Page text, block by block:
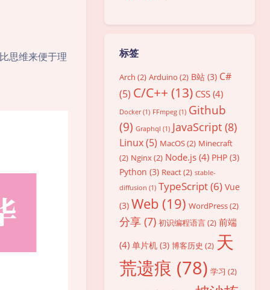
标签
Arch (2) Arduino (2) B站 (3) C#
(5) C/C++ (13) CSS (4)
Docker(1) FFmpeg (1) Github
(9) Graphql (1) JavaScript (8)
Linux(5) MacOS(2) Minecraft
(2) Nginx(2) Node.js (4) PHP (3)
Python (3) React(2) stable-
diffusion (1) TypeScript(6) Vue
(3) Web (19) WordPress(2)
分享 (7) 初识编程语言(2) 前端
(4) 单片机 (3) 博客历史 (2) 天
荒遗痕 (78) 学习 (2)
思维来便于理